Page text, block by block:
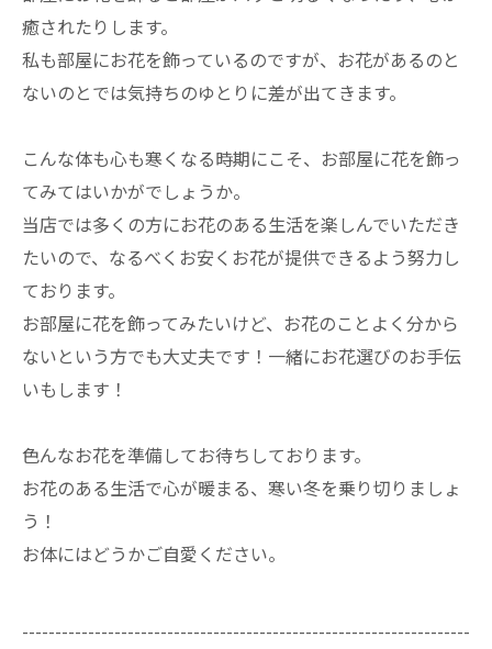
癒されたりします。
私も部屋にお花を飾っているのですが、お花があるのと
ないのとでは気持ちのゆとりに差が出てきます。
こんな体も心も寒くなる時期にこそ、お部屋に花を飾っ
てみてはいかがでしょうか。
当店では多くの方にお花のある生活を楽しんでいただき
たいので、なるべくお安くお花が提供できるよう努力し
ております。
お部屋に花を飾ってみたいけど、お花のことよく分から
ないという方でも大丈夫です！一緒にお花選びのお手伝
いもします！
色んなお花を準備してお待ちしております。
お花のある生活で心が暖まる、寒い冬を乗り切りましょ
う！
お体にはどうかご自愛ください。
--------------------------------------------------------------------